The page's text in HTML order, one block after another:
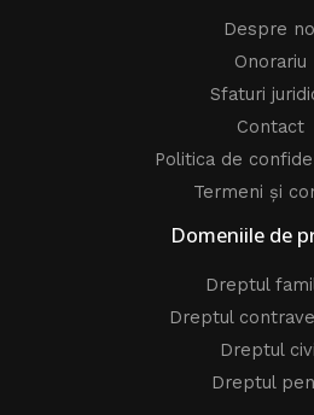
Despre
Onorariu
Sfaturi
Contact
Politica de
Termeni și
Domeniile de
Dreptul
Dreptul
Dreptul
Dreptul